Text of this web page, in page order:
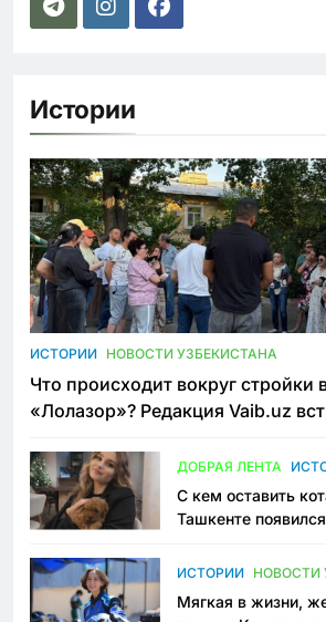
Истории
ИСТОРИИ НОВОСТИ УЗБЕКИСТАНА
Что происходит вокруг стройки
«Лолазор»? Редакция Vaib.uz
ДОБРАЯ ЛЕНТА
С кем оставить
Ташкенте
ИСТОРИИ НОВОСТИ
Мягкая в жизни,